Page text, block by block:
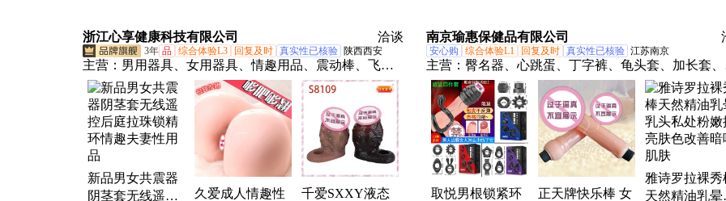
肛器后庭拉珠后
入
玩具
品批
浙江心享健康科技有限公司 洽谈
3年 品 综合体验L3 回复及时 真实性已核验 陕西西安
主营： 男用器具、女用器具、情趣用品、震动棒、飞机
杯、实体娃娃、名器倒模、情趣跳蛋、延时喷剂、前列
腺按摩器、润滑剂、充气娃娃、后庭用品
新品男女共震器
阴茎套无线遥控
久爱成人情趣性 千爱SXXY液态
南京瑜惠保健品有限公司
安心购 综合体验L1 回复及时 真实性已核验 江苏南京
主营： 臀名器、心跳蛋、丁字裤、龟头套、加长套、
趣套、手指套、狼结套、水晶套、双响炮、魔力棒、
贝兔、兔兔蛋、欢乐棒、震动棒、自慰器、黑喷剂、
裤袜、润滑油、油喷剂、震动器、口娇水、双跳蛋、
滑液、厨娘装
取悦男根锁紧环 正天牌快乐棒 女
雅诗罗拉裸秀
天然精油乳晕